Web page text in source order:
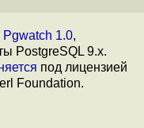
Pgwatch 1.0,
PostgreSQL 9.x.
под лицензией
Foundation.